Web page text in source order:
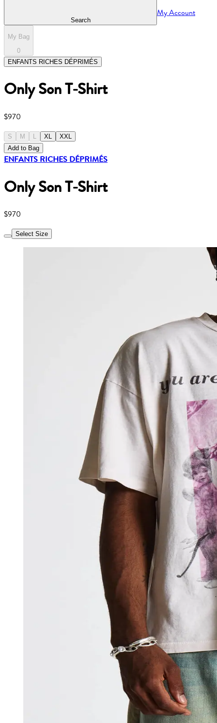
Search
My Account
My Bag
0
ENFANTS RICHES DÉPRIMÉS
Only Son T-Shirt
$970
S M L XL
XXL
Add to Bag
ENFANTS RICHES DÉPRIMÉS
Only Son T-Shirt
$970
Select Size